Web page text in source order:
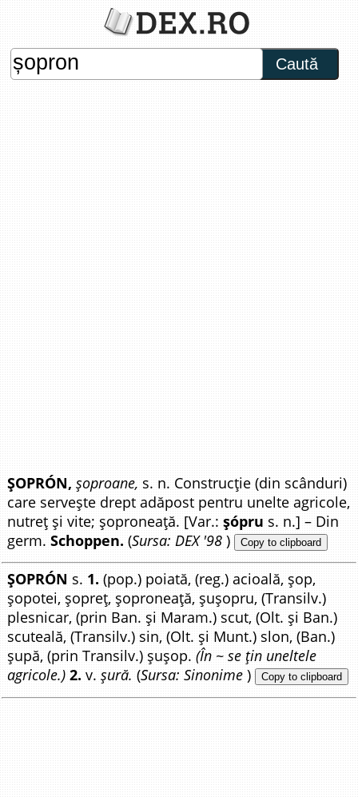
Caută
ȘOPRÓN, șoproane, s. n. Construcție (din scânduri)
care servește drept adăpost pentru unelte agricole,
nutreț și vite; șoproneață. [Var.:șópru s. n.] – Din
germ.Schoppen. (Sursa: DEX '98 ) Copy to clipboard
ȘOPRÓN s. 1. (pop.) poiată, (reg.) acioală, șop,
șopotei, șopreț, șoproneață, șușopru, (Transilv.)
plesnicar, (prin Ban. și Maram.) scut, (Olt. și Ban.)
scuteală, (Transilv.) sin, (Olt. și Munt.) slon, (Ban.)
șupă, (prin Transilv.) șușop.(În ~ se țin uneltele
agricole.) 2. v.șură. (Sursa: Sinonime ) Copy to clipboard